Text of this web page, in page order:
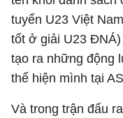
tuyển U23 Việt
tốt ở giải U23
tạo ra những động
thể hiện mình tại
Và trong trận đấu